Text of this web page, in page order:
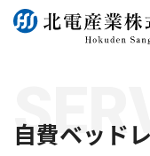
自費ベッド